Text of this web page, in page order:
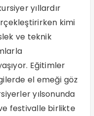
yıllardır
kimi
ve teknik
Eğitimler
el emeği göz
yılsonunda
festivalle birlikte